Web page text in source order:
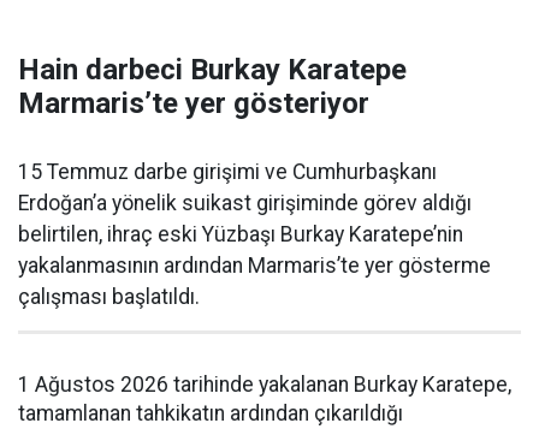
Hain darbeci Burkay Karatepe
Marmaris’te yer gösteriyor
15 Temmuz darbe girişimi ve Cumhurbaşkanı
Erdoğan’a yönelik suikast girişiminde görev aldığı
belirtilen, ihraç eski Yüzbaşı Burkay Karatepe’nin
yakalanmasının ardından Marmaris’te yer gösterme
çalışması başlatıldı.
1 Ağustos 2026 tarihinde yakalanan Burkay Karatepe,
tamamlanan tahkikatın ardından çıkarıldığı